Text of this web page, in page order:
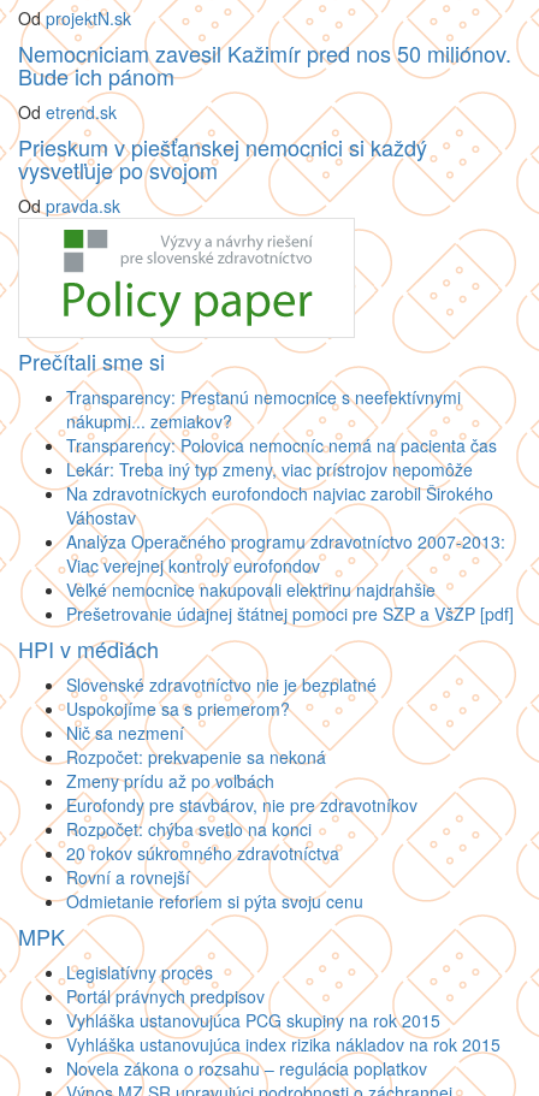
OdprojektN.sk
Nemocniciam zavesil Kažimír pred nos 50 miliónov.
Bude ich pánom
Od etrend.sk
Prieskum v piešťanskej nemocnici si každý
vysvetľuje po svojom
Odpravda.sk
Prečítali sme si
Transparency: Prestanú nemocnice s neefektívnymi
nákupmi... zemiakov?
Transparency: Polovica nemocníc nemá na pacienta čas
Lekár: Treba iný typ zmeny, viac prístrojov nepomôže
Na zdravotníckych eurofondoch najviac zarobil Širokého
Váhostav
Analýza Operačného programu zdravotníctvo 2007-2013:
Viac verejnej kontroly eurofondov
Veľké nemocnice nakupovali elektrinu najdrahšie
Prešetrovanie údajnej štátnej pomoci pre SZP a VšZP [pdf]
HPI v médiách
Slovenské zdravotníctvo nie je bezplatné
Uspokojíme sa s priemerom?
Nič sa nezmení
Rozpočet: prekvapenie sa nekoná
Zmeny prídu až po voľbách
Eurofondy pre stavbárov, nie pre zdravotníkov
Rozpočet: chýba svetlo na konci
20 rokov súkromného zdravotníctva
Rovní a rovnejší
Odmietanie reforiem si pýta svoju cenu
MPK
Legislatívny proces
Portál právnych predpisov
Vyhláška ustanovujúca PCG skupiny na rok 2015
Vyhláška ustanovujúca index rizika nákladov na rok 2015
Novela zákona o rozsahu – regulácia poplatkov